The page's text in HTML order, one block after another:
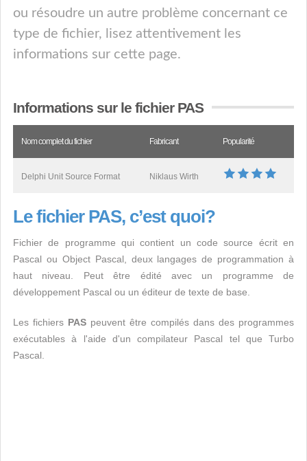
ou résoudre un autre problème concernant ce
type de fichier, lisez attentivement les
informations sur cette page.
Informations sur le fichier PAS
Nom complet du fichier Fabricant Popularité
Delphi Unit Source Format Niklaus Wirth
Le fichier PAS, c’est quoi?
Fichier de programme qui contient un code source écrit en
Pascal ou Object Pascal, deux langages de programmation à
haut niveau. Peut être édité avec un programme de
développement Pascal ou un éditeur de texte de base.
Les fichiers PAS peuvent être compilés dans des programmes
exécutables à l'aide d'un compilateur Pascal tel que Turbo
Pascal.